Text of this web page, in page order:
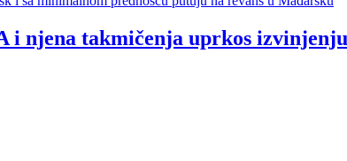
i njena takmičenja uprkos